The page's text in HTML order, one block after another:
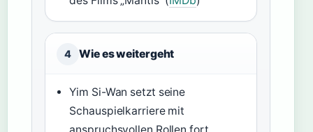
4 Wie es weitergeht
Yim Si-Wan setzt seine
Schauspielkarriere mit